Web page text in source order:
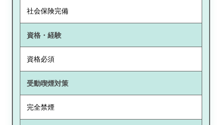
社会保険完備
資格・経験
資格必須
受動喫煙対策
完全禁煙